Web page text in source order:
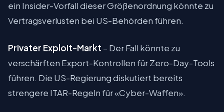
ein Insider-Vorfall dieser Größenordnung könnte zu
Vertragsverlusten bei US-Behörden führen.
Privater Exploit-Markt – Der Fall könnte zu
verschärften Export-Kontrollen für Zero-Day-Tools
führen. Die US-Regierung diskutiert bereits
strengere ITAR-Regeln für «Cyber-Waffen».